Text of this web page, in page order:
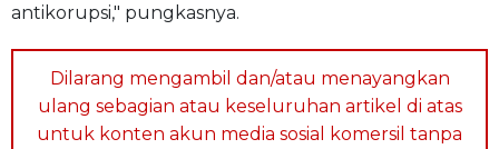
antikorupsi," pungkasnya.
Dilarang mengambil dan/atau menayangkan
ulang sebagian atau keseluruhan artikel di atas
untuk konten akun media sosial komersil tanpa